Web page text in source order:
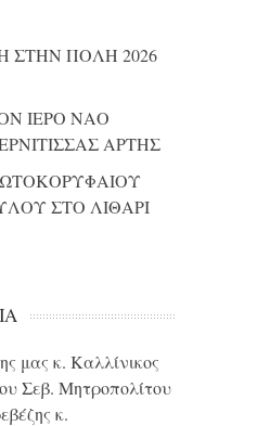
ΠΟΛΗ 2026
ΙΕΡΟ ΝΑΟ
ΑΡΤΗΣ
ΣΤΟ ΛΙΘΑΡΙ
μας κ. Καλλίνικος
Σεβ. Μητροπολίτου
κ.